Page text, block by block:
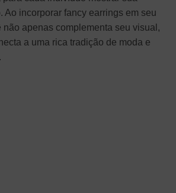
Ao incorporar fancy earrings em seu
não apenas complementa seu visual,
a uma rica tradição de moda e